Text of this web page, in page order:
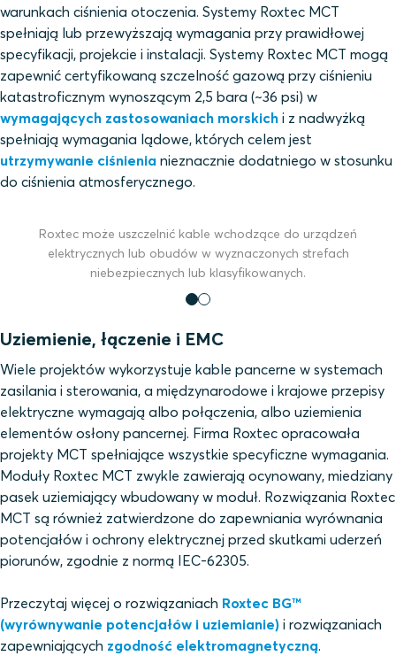
warunkach ciśnienia otoczenia. Systemy Roxtec MCT
spełniają lub przewyższają wymagania przy prawidłowej
specyfikacji, projekcie i instalacji. Systemy Roxtec MCT mogą
zapewnić certyfikowaną szczelność gazową przy ciśnieniu
katastroficznym wynoszącym 2,5 bara (~36 psi) w
wymagających zastosowaniach morskich i z nadwyżką
spełniają wymagania lądowe, których celem jest
utrzymywanie ciśnienia nieznacznie dodatniego w stosunku
do ciśnienia atmosferycznego.
Roxtec może uszczelnić kable wchodzące do urządzeń
elektrycznych lub obudów w wyznaczonych strefach
niebezpiecznych lub klasyfikowanych.
Uziemienie, łączenie i EMC
Wiele projektów wykorzystuje kable pancerne w systemach
zasilania i sterowania, a międzynarodowe i krajowe przepisy
elektryczne wymagają albo połączenia, albo uziemienia
elementów osłony pancernej. Firma Roxtec opracowała
projekty MCT spełniające wszystkie specyficzne wymagania.
Moduły Roxtec MCT zwykle zawierają ocynowany, miedziany
pasek uziemiający wbudowany w moduł. Rozwiązania Roxtec
MCT są również zatwierdzone do zapewniania wyrównania
potencjałów i ochrony elektrycznej przed skutkami uderzeń
piorunów, zgodnie z normą IEC-62305.
Przeczytaj więcej o rozwiązaniach Roxtec BG™
(wyrównywanie potencjałów i uziemianie) i rozwiązaniach
zapewniających zgodność elektromagnetyczną.